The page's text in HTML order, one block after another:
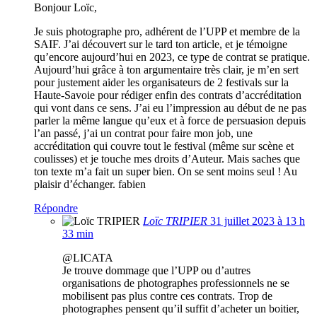
Bonjour Loïc,
Je suis photographe pro, adhérent de l’UPP et membre de la
SAIF. J’ai découvert sur le tard ton article, et je témoigne
qu’encore aujourd’hui en 2023, ce type de contrat se pratique.
Aujourd’hui grâce à ton argumentaire très clair, je m’en sert
pour justement aider les organisateurs de 2 festivals sur la
Haute-Savoie pour rédiger enfin des contrats d’accréditation
qui vont dans ce sens. J’ai eu l’impression au début de ne pas
parler la même langue qu’eux et à force de persuasion depuis
l’an passé, j’ai un contrat pour faire mon job, une
accréditation qui couvre tout le festival (même sur scène et
coulisses) et je touche mes droits d’Auteur. Mais saches que
ton texte m’a fait un super bien. On se sent moins seul ! Au
plaisir d’échanger. fabien
Répondre
Loïc TRIPIER 31 juillet 2023 à 13 h
33 min
@LICATA
Je trouve dommage que l’UPP ou d’autres
organisations de photographes professionnels ne se
mobilisent pas plus contre ces contrats. Trop de
photographes pensent qu’il suffit d’acheter un boitier,